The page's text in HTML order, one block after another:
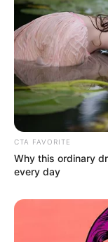
CTA FAVORITE
Why this ordinary
every day